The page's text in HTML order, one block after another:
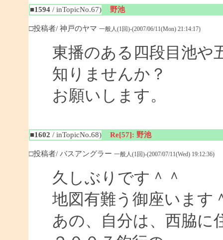
■1594/ inTopicNo.67) 野池
□投稿者/ 神戸のヤマ 一般人(1回)-(2007/06/11(Mon) 21:14:17)
東播のある四段目池や
知りませんか？
お願いします。
■1602 / inTopicNo.68) Re[57]: 野池
□投稿者/ バスアングラー 一般人(1回)-(2007/07/11(Wed) 19:12:36)
久しぶりです＾＾
地図有難う御座います
あの、自分は、西脇に